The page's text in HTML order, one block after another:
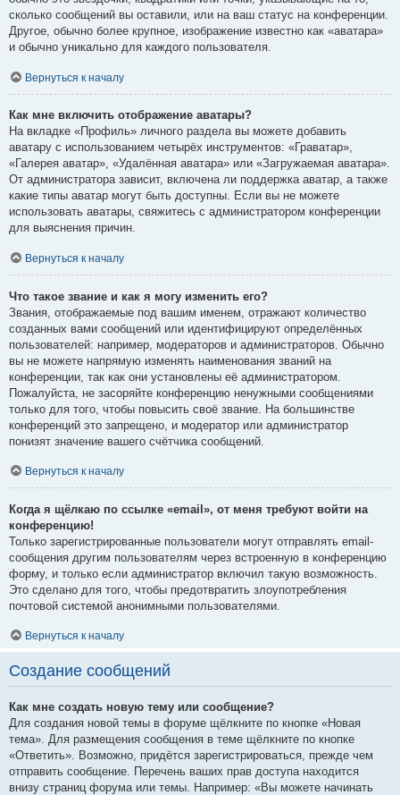
сколько сообщений вы оставили, или на ваш статус на конференции.
Другое, обычно более крупное, изображение известно как «аватара»
и обычно уникально для каждого пользователя.
Вернуться к началу
Как мне включить отображение аватары?
На вкладке «Профиль» личного раздела вы можете добавить
аватару с использованием четырёх инструментов: «Граватар»,
«Галерея аватар», «Удалённая аватара» или «Загружаемая аватара».
От администратора зависит, включена ли поддержка аватар, а также
какие типы аватар могут быть доступны. Если вы не можете
использовать аватары, свяжитесь с администратором конференции
для выяснения причин.
Вернуться к началу
Что такое звание и как я могу изменить его?
Звания, отображаемые под вашим именем, отражают количество
созданных вами сообщений или идентифицируют определённых
пользователей: например, модераторов и администраторов. Обычно
вы не можете напрямую изменять наименования званий на
конференции, так как они установлены её администратором.
Пожалуйста, не засоряйте конференцию ненужными сообщениями
только для того, чтобы повысить своё звание. На большинстве
конференций это запрещено, и модератор или администратор
понизят значение вашего счётчика сообщений.
Вернуться к началу
Когда я щёлкаю по ссылке «email», от меня требуют войти на
конференцию!
Только зарегистрированные пользователи могут отправлять email-
сообщения другим пользователям через встроенную в конференцию
форму, и только если администратор включил такую возможность.
Это сделано для того, чтобы предотвратить злоупотребления
почтовой системой анонимными пользователями.
Вернуться к началу
Создание сообщений
Как мне создать новую тему или сообщение?
Для создания новой темы в форуме щёлкните по кнопке «Новая
тема». Для размещения сообщения в теме щёлкните по кнопке
«Ответить». Возможно, придётся зарегистрироваться, прежде чем
отправить сообщение. Перечень ваших прав доступа находится
внизу страниц форума или темы. Например: «Вы можете начинать